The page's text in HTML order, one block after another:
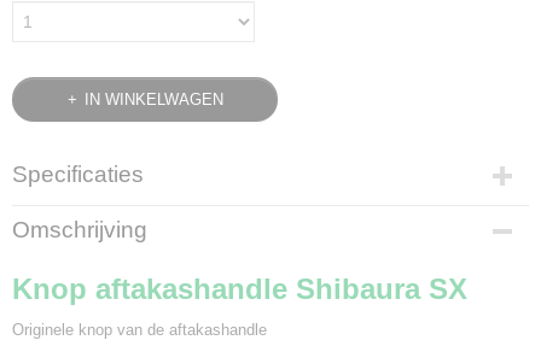
IN WINKELWAGEN
Specificaties
Bruto gewicht
0,05 Kg
Omschrijving
Knop aftakashandle Shibaura SX
Originele knop van de aftakashandle